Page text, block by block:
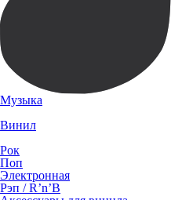
Музыка
Винил
Рок
Поп
Электронная
Рэп / R’n’B